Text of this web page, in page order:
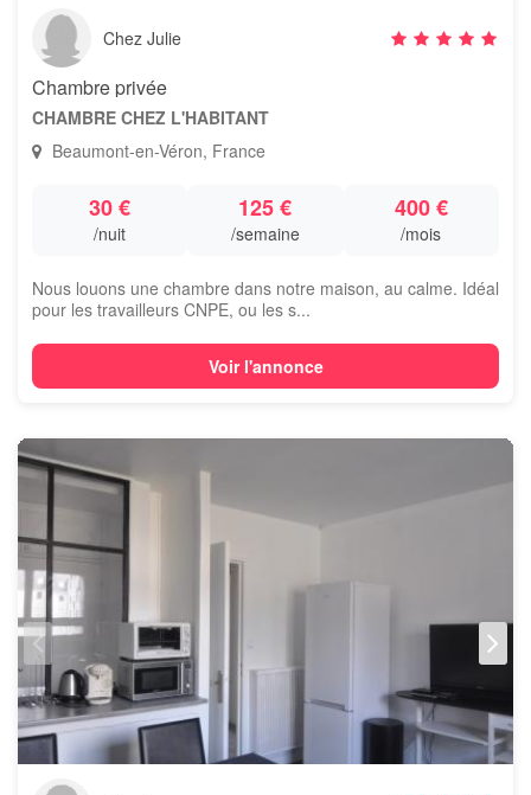
Chez Julie
Chambre privée
CHAMBRE CHEZ L'HABITANT
Beaumont-en-Véron, France
30 €
/nuit
125 €
/semaine
400 €
/mois
Nous louons une chambre dans notre maison, au calme. Idéal
pour les travailleurs CNPE, ou les s...
Voir l'annonce